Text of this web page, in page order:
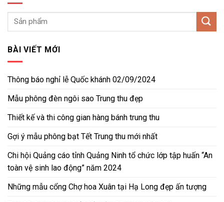
BÀI VIẾT MỚI
Thông báo nghỉ lễ Quốc khánh 02/09/2024
Mẫu phông đèn ngôi sao Trung thu đẹp
Thiết kế và thi công gian hàng bánh trung thu
Gợi ý mẫu phông bạt Tết Trung thu mới nhất
Chi hội Quảng cáo tỉnh Quảng Ninh tổ chức lớp tập huấn “An
toàn vệ sinh lao động” năm 2024
Những mẫu cổng Chợ hoa Xuân tại Hạ Long đẹp ấn tượng